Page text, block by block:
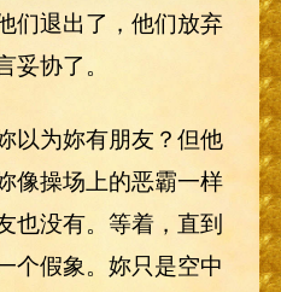
们退出了，他们放弃
协了。
以为妳有朋友？但他
像操场上的恶霸一样
也没有。等着，直到
个假象。妳只是空中